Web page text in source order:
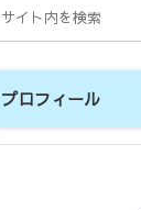
プロフィール